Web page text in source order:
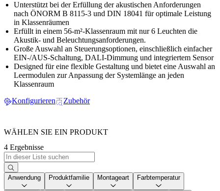
Unterstützt bei der Erfüllung der akustischen Anforderungen
nach ÖNORM B 8115-3 und DIN 18041 für optimale Leistung
in Klassenräumen
Erfüllt in einem 56-m²-Klassenraum mit nur 6 Leuchten die
Akustik- und Beleuchtungsanforderungen.
Große Auswahl an Steuerungsoptionen, einschließlich einfacher
EIN-/AUS-Schaltung, DALI-Dimmung und integriertem Sensor
Designed für eine flexible Gestaltung und bietet eine Auswahl an
Leermodulen zur Anpassung der Systemlänge an jeden
Klassenraum
Konfigurieren
Zubehör
WÄHLEN SIE EIN PRODUKT
4 Ergebnisse
Anwendung Produktfamilie Montageart Farbtemperatur